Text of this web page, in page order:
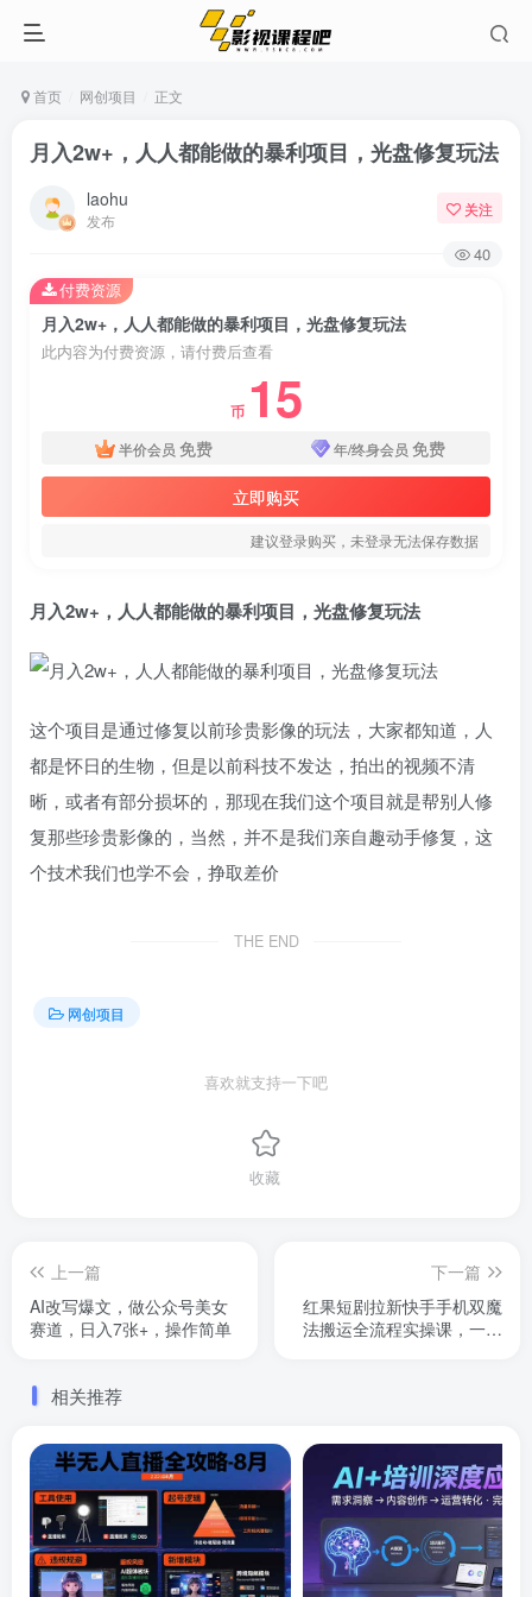
首页 网创项目 正文
月入2w+，人人都能做的暴利项目，光盘修复玩法
laohu
发布
关注
40
月入2w+，人人都能做的暴利项目，光盘修复玩法
此内容为付费资源，请付费后查看
币 15
半价会员 免费 年/终身会员 免费
立即购买
建议登录购买，未登录无法保存数据
付费资源
月入2w+，人人都能做的暴利项目，光盘修复玩法
这个项目是通过修复以前珍贵影像的玩法，大家都知道，人
都是怀日的生物，但是以前科技不发达，拍出的视频不清
晰，或者有部分损坏的，那现在我们这个项目就是帮别人修
复那些珍贵影像的，当然，并不是我们亲自趣动手修复，这
个技术我们也学不会，挣取差价
THE END
网创项目
喜欢就支持一下吧
收藏
上一篇
AI改写爆文，做公众号美女
赛道，日入7张+，操作简单
下一篇
红果短剧拉新快手手机双魔
法搬运全流程实操课，一单
相关推荐